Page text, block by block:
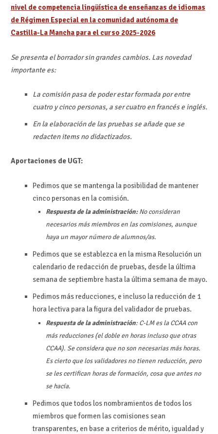
nivel de competencia lingüística de enseñanzas de idiomas
de Régimen Especial en la comunidad autónoma de
Castilla-La Mancha para el curso 2025-2026
Se presenta el borrador sin grandes cambios. Las novedad
importante es:
La comisión pasa de poder estar formada por entre
cuatro y cinco personas, a ser cuatro en francés e inglés.
En la elaboración de las pruebas se añade que se
redacten items no didactizados.
Aportaciones de UGT:
Pedimos que se mantenga la posibilidad de mantener
cinco personas en la comisión.
Respuesta de la administración:No consideran
necesarios más miembros en las comisiones, aunque
haya un mayor número de alumnos/as.
Pedimos que se establezca en la misma Resolución un
calendario de redacción de pruebas, desde la última
semana de septiembre hasta la última semana de mayo.
Pedimos más reducciones, e incluso la reducción de 1
hora lectiva para la figura del validador de pruebas.
Respuesta de la administración: C-LM es la CCAA con
más reducciones (el doble en horas incluso que otras
CCAA). Se considera que no son necesarias más horas.
Es cierto que los validadores no tienen reducción, pero
se les certifican horas de formación, cosa que antes no
se hacía.
Pedimos que todos los nombramientos de todos los
miembros que formen las comisiones sean
transparentes, en base a criterios de mérito, igualdad y